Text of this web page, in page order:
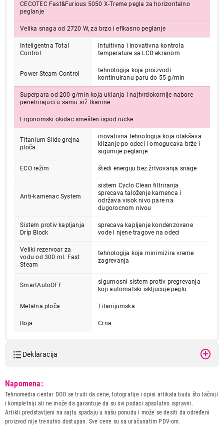
CECOTEC Fast&Furious 5050 X-Treme pegla za horizontalno
peglanje
Velika snaga od 2720 W, za brzo i efikasno peglanje
Inteligentna Total
Control
intuitivna i inovativna kontrola
temperature sa LCD ekranom
Power Steam Control
tehnologija koja proizvodi
kontinuiranu paru do 55 g/min
Superpara od 200 g/min koja uklanja i najtvrdokornije nabore
penetrirajuci u samu srž tkanine
Ergonomski okidac smešten ispod rucke
Titanium Slide grejna
ploča
inovativna tehnologija koja olakšava
klizanje po odeci i omogucava brže i
sigurnije peglanje
ECO režim štedi energiju bez žrtvovanja snage
Anti-kamenac System
sistem Cyclo Clean filtriranja
sprecava taloženje kamenca i
održava visok nivo pare na
dugorocnom nivou
Sistem protiv kapljanja
Drip Block
sprecava kapljanje kondenzovane
vode i njene tragove na odeci
Veliki rezervoar za
vodu od 300 ml. Fast
Steam
tehnologija koja minimizira vreme
zagrevanja
SmartAutoOFF
sigurnosni sistem protiv pregrevanja
koji automatski iskljucuje peglu
Metalna ploča Titanijumska
Boja Crna
Deklaracija
Naziv i vrsta robe:
PEGLA
Uvoznik:
REPRO MARKET doo
Zemlja porekla:
KINA
Napomena:
Tehnomedia centar DOO se trudi da cene, fotografije i opisi artikala budu što tačniji
i kompletniji ali ne može da garantuje da su svi podaci apsolutno ispravni.
Artikli predstavljeni na sajtu spadaju u našu ponudu i može se desiti da određeni
proizvod nije trenutno dostupan. Sve cene su sa uračunatim PDV-om.
6.599,00
Proizvod je dodat u korpu.
Završi kupovinu